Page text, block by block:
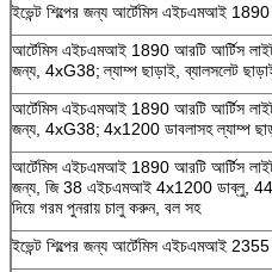
ইভেন্ট শিল্পের জন্য আর্টেমিস এইচএমআই
আর্টেমিস এইচএমআই 1890 আরটি আর্টিস লাইট,
জন্য, 4xG38; ল্যাম্প ছাড়াই, ব্যালসলেট
আর্টেমিস এইচএমআই 1890 আরটি আর্টিস লাইট,
জন্য, 4xG38; 4x1200 ডাবলাসহ ল্যাম্প
আর্টেমিস এইচএমআই 1890 আরটি আর্টিস লাইট,
জন্য, জি 38 এইচএমআই 4x1200 ডাব্লু,
দিয়ে গরম পুনরায় চালু করুন, বল সহ
ইভেন্ট শিল্পের জন্য আর্টেমিস এইচএমআই